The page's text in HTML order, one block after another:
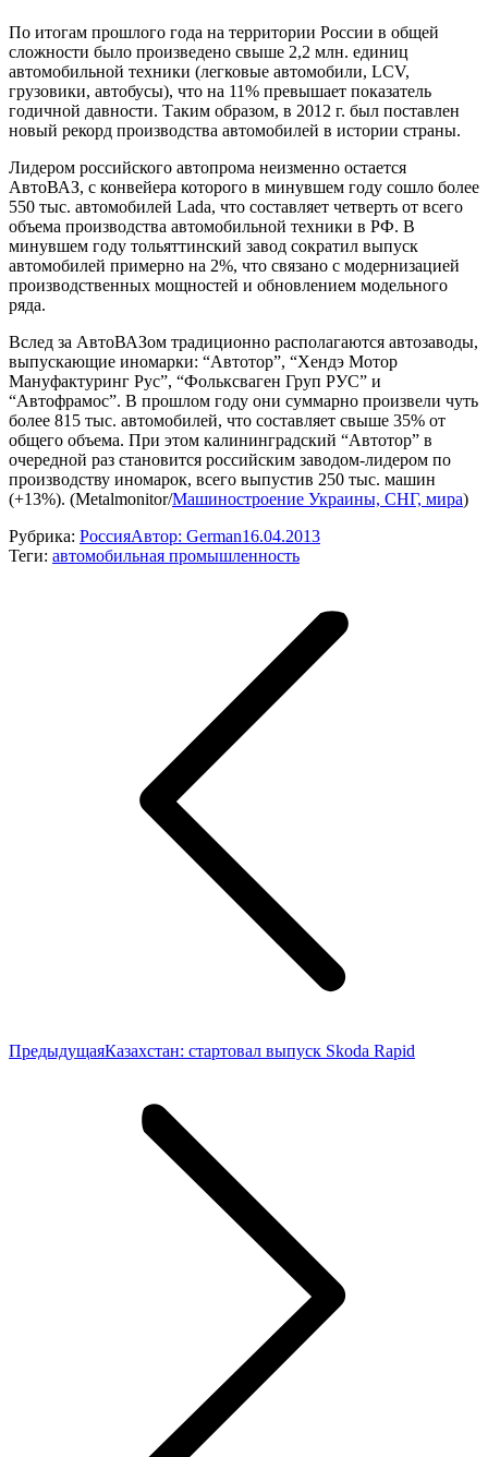
По итогам прошлого года на территории России в общей
сложности было произведено свыше 2,2 млн. единиц
автомобильной техники (легковые автомобили, LCV,
грузовики, автобусы), что на 11% превышает показатель
годичной давности. Таким образом, в 2012 г. был поставлен
новый рекорд производства автомобилей в истории страны.
Лидером российского автопрома неизменно остается
АвтоВАЗ, с конвейера которого в минувшем году сошло более
550 тыс. автомобилей Lada, что составляет четверть от всего
объема производства автомобильной техники в РФ. В
минувшем году тольяттинский завод сократил выпуск
автомобилей примерно на 2%, что связано с модернизацией
производственных мощностей и обновлением модельного
ряда.
Вслед за АвтоВАЗом традиционно располагаются автозаводы,
выпускающие иномарки: “Автотор”, “Хендэ Мотор
Мануфактуринг Рус”, “Фольксваген Груп РУС” и
“Автофрамос”. В прошлом году они суммарно произвели чуть
более 815 тыс. автомобилей, что составляет свыше 35% от
общего объема. При этом калининградский “Автотор” в
очередной раз становится российским заводом-лидером по
производству иномарок, всего выпустив 250 тыс. машин
(+13%). (Metalmonitor/Машиностроение Украины, СНГ, мира)
Рубрика: РоссияАвтор: German16.04.2013
Теги: автомобильная промышленность
ПредыдущаяПредыдущая
Казахстан: стартовал выпуск Skoda Rapid